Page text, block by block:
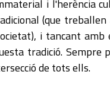
i l'herència
(que
i tancant amb
tradició. Sempre
de tots ells.